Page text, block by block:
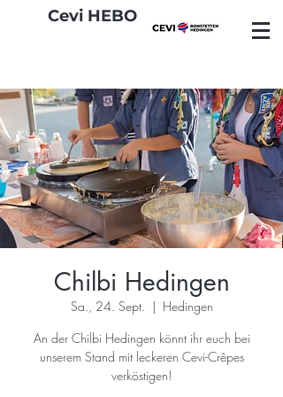
Cevi HEBO
Chilbi Hedingen
Sa., 24. Sept.
  |
Hedingen
An der Chilbi Hedingen könnt ihr euch bei
unserem Stand mit leckeren Cevi-Crêpes
verköstigen!